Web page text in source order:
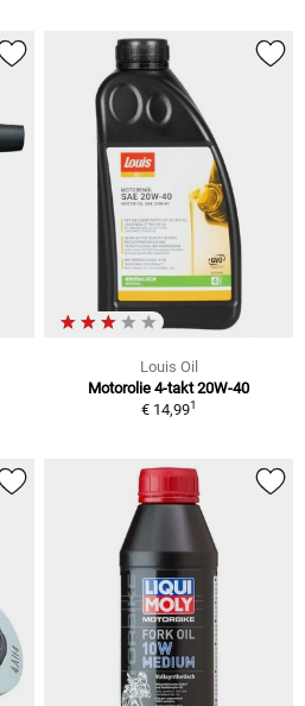
Louis Oil
Motorolie 4-takt 20W-40
€ 14,991